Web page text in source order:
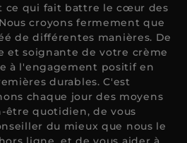
ce qui fait battre le cœur des
croyons fermement que
de différentes manières. De
et soignante de votre crème
à l'engagement positif en
durables. C'est
chaque jour des moyens
quotidien, de vous
du mieux que nous le